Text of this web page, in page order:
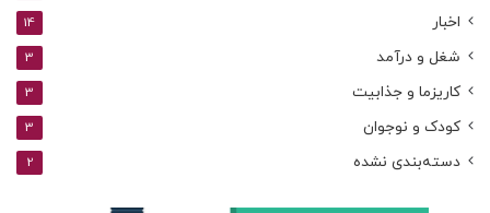
اخبار 14
شغل و درآمد 3
کاریزما و جذابیت 3
کودک و نوجوان 3
دسته‌بندی نشده 2